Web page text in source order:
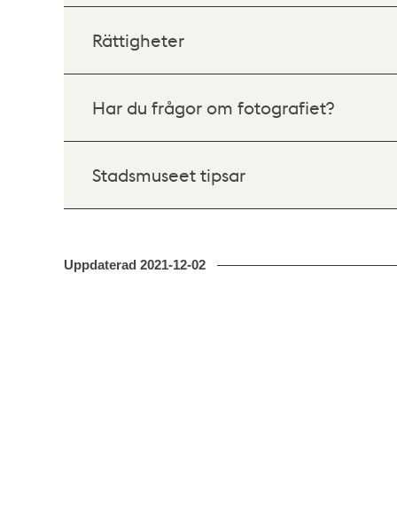
Rättigheter
Har du frågor om fotografiet?
Stadsmuseet tipsar
Uppdaterad 2021-12-02